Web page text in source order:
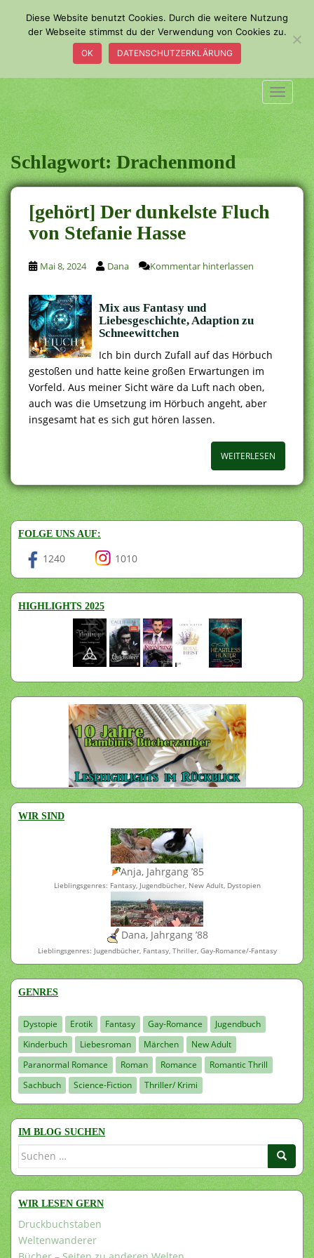
m
a
i
n
c
o
n
t
e
n
t
Schlagwort:Drachenmond
[gehört] Der dunkelste Fluch
von Stefanie Hasse
Mai 8, 2024 Dana Kommentar hinterlassen
Mix aus Fantasy und
Liebesgeschichte, Adaption zu
Schneewittchen
Ich bin durch Zufall auf das Hörbuch
gestoßen und hatte keine großen Erwartungen im
Vorfeld. Aus meiner Sicht wäre da Luft nach oben,
auch was die Umsetzung im Hörbuch angeht, aber
insgesamt hat es sich gut hören lassen.
WEITERLESEN
FOLGE UNS AUF:
1240 1010
HIGHLIGHTS 2025
WIR SIND
Anja, Jahrgang ’85
Lieblingsgenres: Fantasy, Jugendbücher, New Adult, Dystopien
Dana, Jahrgang ’88
Lieblingsgenres: Jugendbücher, Fantasy, Thriller, Gay-Romance/-Fantasy
GENRES
Dystopie Erotik Fantasy Gay-Romance
Jugendbuch
Kinderbuch
Liebesroman Märchen
New Adult
Paranormal Romance
Roman Romance
Romantic Thrill
Sachbuch
Science-Fiction Thriller/ Krimi
IM BLOG SUCHEN
Suchen
WIR LESEN GERN
Druckbuchstaben
Weltenwanderer
Diese Website benutzt Cookies. Durch die weitere Nutzung
der Webseite stimmst du der Verwendung von Cookies zu.
OK DATENSCHUTZERKLÄRUNG